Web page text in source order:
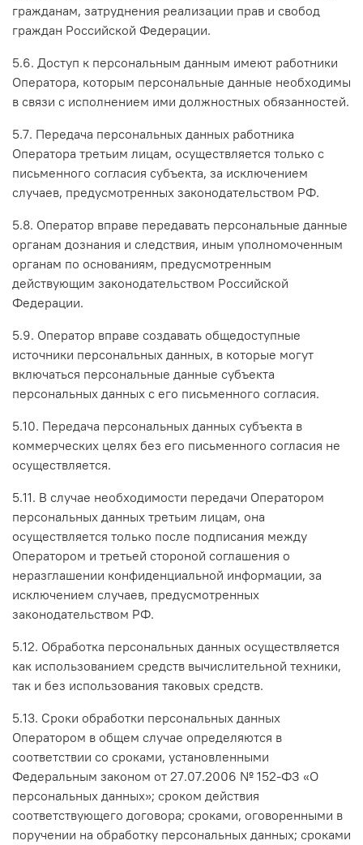
гражданам, затруднения реализации прав и свобод
граждан Российской Федерации.
5.6. Доступ к персональным данным имеют работники
Оператора, которым персональные данные необходимы
в связи с исполнением ими должностных обязанностей.
5.7. Передача персональных данных работника
Оператора третьим лицам, осуществляется только с
письменного согласия субъекта, за исключением
случаев, предусмотренных законодательством РФ.
5.8. Оператор вправе передавать персональные данные
органам дознания и следствия, иным уполномоченным
органам по основаниям, предусмотренным
действующим законодательством Российской
Федерации.
5.9. Оператор вправе создавать общедоступные
источники персональных данных, в которые могут
включаться персональные данные субъекта
персональных данных с его письменного согласия.
5.10. Передача персональных данных субъекта в
коммерческих целях без его письменного согласия не
осуществляется.
5.11. В случае необходимости передачи Оператором
персональных данных третьим лицам, она
осуществляется только после подписания между
Оператором и третьей стороной соглашения о
неразглашении конфиденциальной информации, за
исключением случаев, предусмотренных
законодательством РФ.
5.12. Обработка персональных данных осуществляется
как использованием средств вычислительной техники,
так и без использования таковых средств.
5.13. Сроки обработки персональных данных
Оператором в общем случае определяются в
соответствии со сроками, установленными
Федеральным законом от 27.07.2006 № 152-ФЗ «О
персональных данных»; сроком действия
соответствующего договора; сроками, оговоренными в
поручении на обработку персональных данных; сроками